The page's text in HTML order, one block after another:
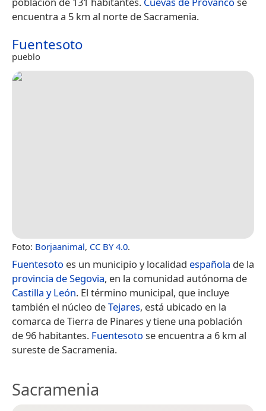
encuentra a 5 km al norte de Sacramenia.
Fuentesoto
pueblo
Foto: Borjaanimal, CC BY 4.0.
Fuentesoto es un municipio y localidad española de la
provincia de Segovia, en la comunidad autónoma de
Castilla y León. El término municipal, que incluye
también el núcleo deTejares, está ubicado en la
comarca de Tierra de Pinares y tiene una población
de 96 habitantes. Fuentesoto se encuentra a 6 km al
sureste de Sacramenia.
Sacramenia